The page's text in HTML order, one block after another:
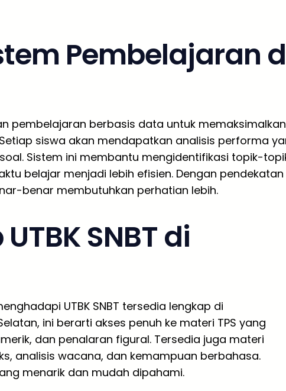
Pembelajaran
pembelajaran berbasis data untuk memaksimalkan
siswa akan mendapatkan analisis performa
Sistem ini membantu mengidentifikasi topik-
belajar menjadi lebih efisien. Dengan pendekatan
benar membutuhkan perhatian lebih.
SNBT di
UTBK SNBT tersedia lengkap di
ini berarti akses penuh ke materi TPS yang
dan penalaran figural. Tersedia juga materi
analisis wacana, dan kemampuan berbahasa.
menarik dan mudah dipahami.